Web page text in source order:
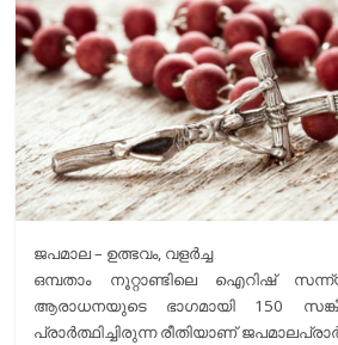
ജപമാല – ഉത്ഭവം, വളര്‍ച്ച
ഒമ്പതാം നൂറ്റാണ്ടിലെ ഐറിഷ്
ആരാധനയുടെ ഭാഗമായി 150
പ്രാര്‍ത്ഥിച്ചിരുന്ന രീതിയാണ്